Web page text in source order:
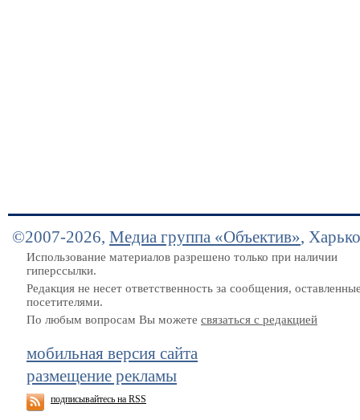
©2007-2026, Медиа группа «Объектив»,
Использование материалов разрешено только при наличии
гиперссылки.
Редакция не несет ответственность за сообщения,
посетителями.
По любым вопросам Вы можете связаться с редакцией
мобильная версия сайта
размещение рекламы
подписывайтесь на RSS